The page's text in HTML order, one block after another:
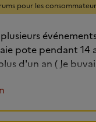
pour les
pote pendant 14
d'un an ( Je